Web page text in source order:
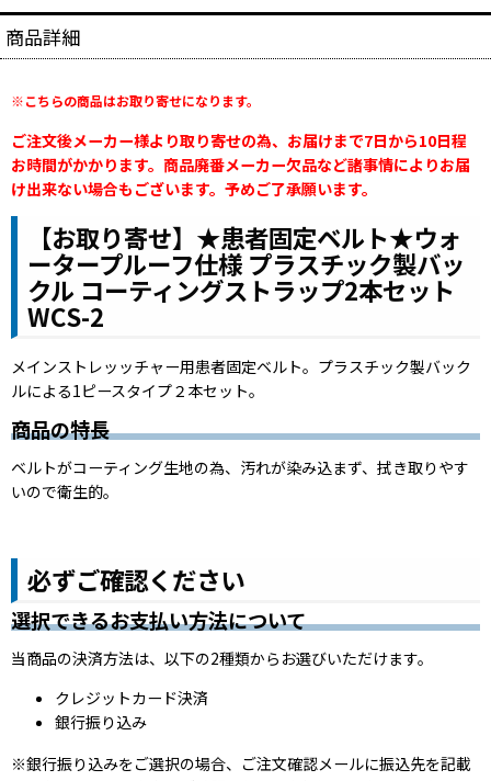
商品詳細
※こちらの商品はお取り寄せになります。
ご注文後メーカー様より取り寄せの為、お届けまで7日から10日程
お時間がかかります。商品廃番メーカー欠品など諸事情によりお届
け出来ない場合もございます。予めご了承願います。
【お取り寄せ】★患者固定ベルト★ウォ
ータープルーフ仕様 プラスチック製バッ
クル コーティングストラップ2本セット
WCS-2
メインストレッッチャー用患者固定ベルト。プラスチック製バック
ルによる1ピースタイプ２本セット。
商品の特長
ベルトがコーティング生地の為、汚れが染み込まず、拭き取りやす
いので衛生的。
必ずご確認ください
選択できるお支払い方法について
当商品の決済方法は、以下の2種類からお選びいただけます。
クレジットカード決済
銀行振り込み
※銀行振り込みをご選択の場合、ご注文確認メールに振込先を記載